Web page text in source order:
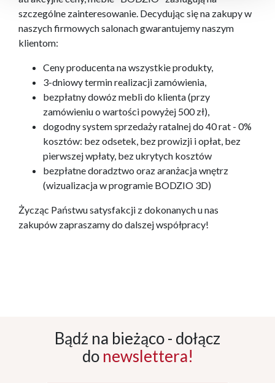
szczególne zainteresowanie. Decydując się na zakupy w
naszych firmowych salonach gwarantujemy naszym
klientom:
Ceny producenta na wszystkie produkty,
3-dniowy termin realizacji zamówienia,
bezpłatny dowóz mebli do klienta (przy
zamówieniu o wartości powyżej 500 zł),
dogodny system sprzedaży ratalnej do 40 rat - 0%
kosztów: bez odsetek, bez prowizji i opłat, bez
pierwszej wpłaty, bez ukrytych kosztów
bezpłatne doradztwo oraz aranżacja wnętrz
(wizualizacja w programie BODZIO 3D)
Życząc Państwu satysfakcji z dokonanych u nas
zakupów zapraszamy do dalszej współpracy!
Bądź na bieżąco - dołącz
do newslettera!